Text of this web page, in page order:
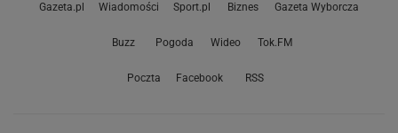
Gazeta.pl Wiadomości Sport.pl Biznes Gazeta Wyborcza
Buzz Pogoda Wideo Tok.FM
Poczta Facebook RSS